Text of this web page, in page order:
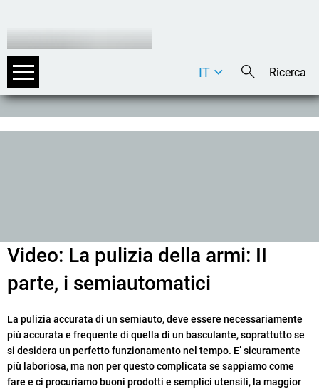
DE
IT
Video: La pulizia della armi: II
parte, i semiautomatici
La pulizia accurata di un semiauto, deve essere necessariamente
più accurata e frequente di quella di un basculante, soprattutto se
si desidera un perfetto funzionamento nel tempo. E’ sicuramente
più laboriosa, ma non per questo complicata se sappiamo come
fare e ci procuriamo buoni prodotti e semplici utensili, la maggior